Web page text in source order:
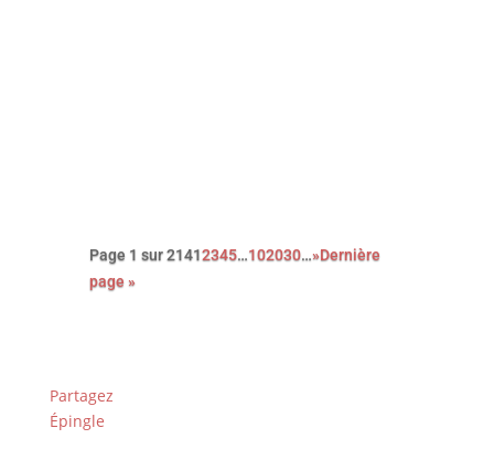
Page 1 sur 21412345…102030…»Dernière
page »
Partagez
Épingle